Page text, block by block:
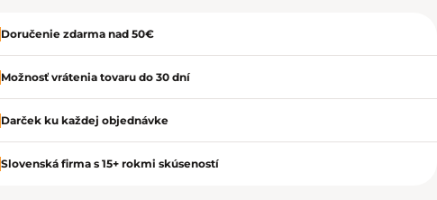
Žilina - Aupark
Doručenie zdarma nad 50€
Možnosť vrátenia tovaru do 30 dní
Darček ku každej objednávke
Slovenská firma s 15+ rokmi skúseností